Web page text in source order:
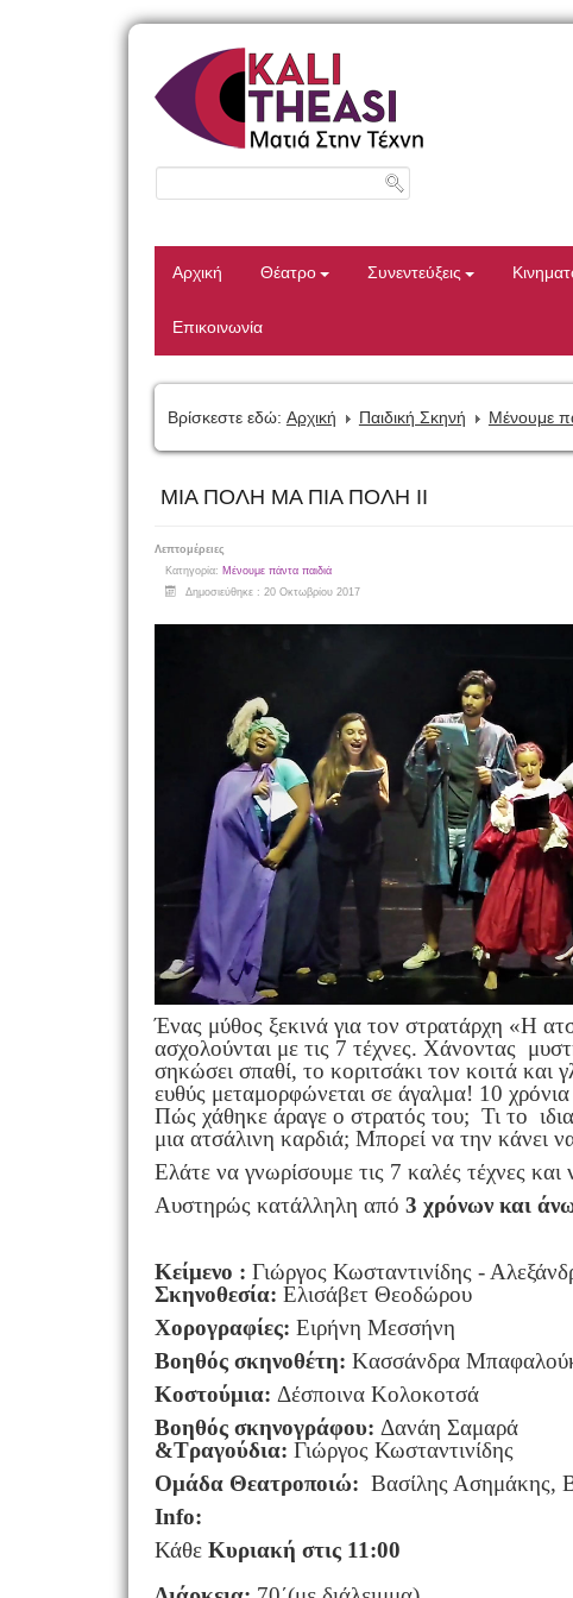
Αρχική Θέατρο Συνεντεύξεις
Επικοινωνία
Βρίσκεστε εδώ: Αρχική Παιδική Σκηνή Μένουμε
ΜΙΑ ΠΟΛΗ ΜΑ ΠΙΑ ΠΟΛΗ ΙΙ
Λεπτομέρειες
Κατηγορία: Μένουμε πάντα παιδιά
Δημοσιεύθηκε : 20 Οκτωβρίου 2017
Ένας μύθος ξεκινά για τον στρατάρχη «H
ασχολούνται με τις 7 τέχνες. Χάνοντας
σηκώσει σπαθί, το κοριτσάκι τον κοιτά και
ευθύς μεταμορφώνεται σε άγαλμα! 10
Πώς χάθηκε άραγε ο στρατός του; Τι το
μια ατσάλινη καρδιά; Μπορεί να την
Ελάτε να γνωρίσουμε τις 7 καλές τέχνες
Αυστηρώς κατάλληλη από 3 χρόνων και
Κείμενο : Γιώργος Κωσταντινίδης -
Σκηνοθεσία: Ελισάβετ Θεοδώρου
Χορογραφίες:
Βοηθός σκηνοθέτη: Kασσάνδρα
Κοστούμια: Δέσποινα Κολοκοτσά
Βοηθός σκηνογράφου:
&Τραγούδια: Γιώργος
Ομάδα Θεατροποιώ: Βασίλης Ασημάκης,
Info:
ΚάθεΚυριακή στις 11:00